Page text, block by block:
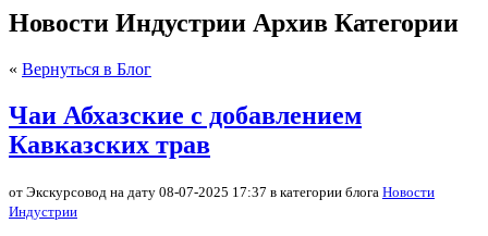
Новости Индустрии Архив Категории
« Вернуться в Блог
Чаи Абхазские с добавлением
Кавказских трав
от Экскурсовод на дату 08-07-2025 17:37 в категории блога Новости
Индустрии